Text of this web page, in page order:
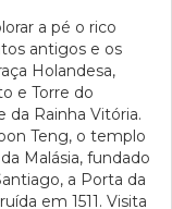
a pé o rico
antigos e os
Holandesa,
e Torre do
da Rainha Vitória.
Teng, o templo
Malásia, fundado
a Porta da
em 1511. Visita